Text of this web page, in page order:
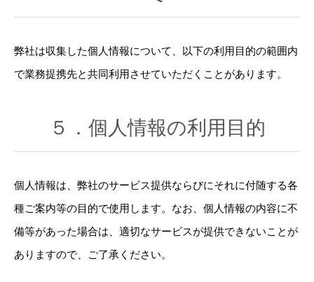
弊社は収集した個人情報について、以下の利用目的の範囲内
で業務提携先と共同利用させていただくことがあります。
５．個人情報の利用目的
個人情報は、弊社のサービス提供ならびにそれに付随する各
種ご案内等の目的で使用します。なお、個人情報の内容に不
備等があった場合は、適切なサービスが提供できないことが
ありますので、ご了承ください。